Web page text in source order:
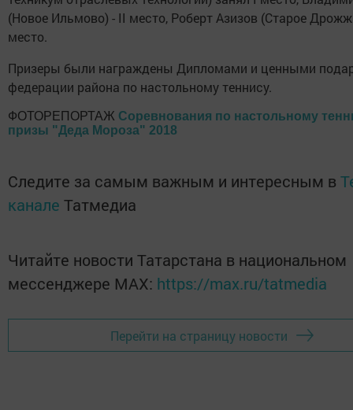
(Новое Ильмово) - II место, Роберт Азизов (Старое
место.
Призеры были награждены Дипломами и ценными
федерации района по настольному теннису.
ФОТОРЕПОРТАЖ Соревнования по настольному
призы "Деда Мороза" 2018
Следите за самым важным и интересным в
канале Татмедиа
Читайте новости Татарстана в национальном
мессенджере MАХ: https://max.ru/tatmedia
Перейти на страницу новости